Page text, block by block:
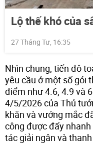
Lộ thế khó của
27 Tháng Tư, 16:35
Nhìn chung, tiến độ
yêu cầu ở một số gói
điểm như 4.6, 4.9 và
4/5/2026 của Thủ
khăn và vướng mắc
công được đẩy
tác giải ngân và